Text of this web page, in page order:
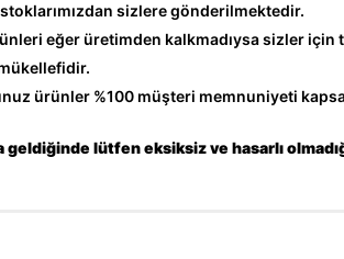
sizlere gönderilmektedir.
eğer üretimden kalkmadıysa sizler
ürünler %100 müşteri memnuniyeti
geldiğinde lütfen eksiksiz ve hasarlı